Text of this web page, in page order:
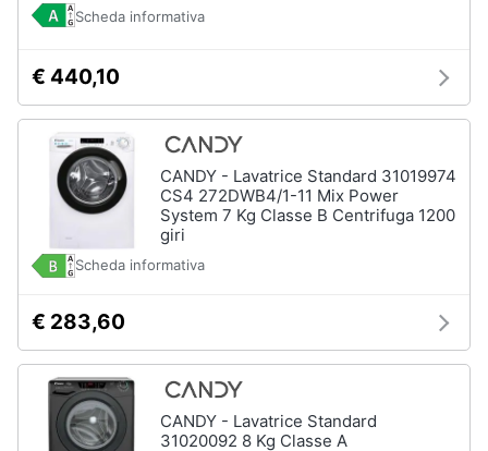
Scheda informativa
€ 440,10
CANDY - Lavatrice Standard 31019974
CS4 272DWB4/1-11 Mix Power
System 7 Kg Classe B Centrifuga 1200
giri
Scheda informativa
€ 283,60
CANDY - Lavatrice Standard
31020092 8 Kg Classe A